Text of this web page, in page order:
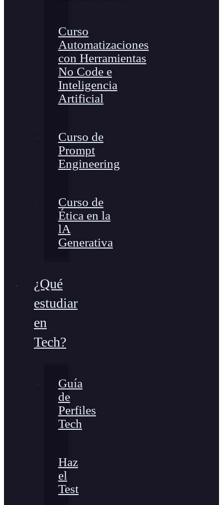
Curso
Automatizaciones
con Herramientas
No Code e
Inteligencia
Artificial
Curso de
Prompt
Engineering
Curso de
Ética en la
lA
Generativa
¿Qué
estudiar
en
Tech?
Guía
de
Perfiles
Tech
Haz
el
Test